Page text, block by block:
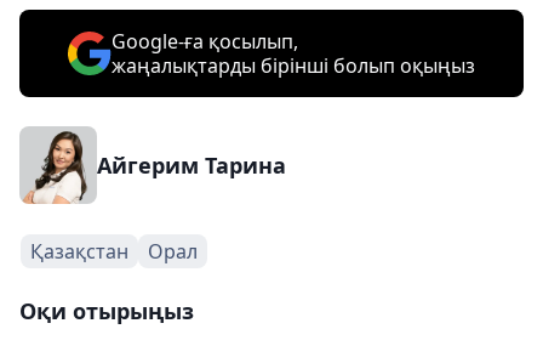
Google-ға қосылып,
жаңалықтарды бірінші болып оқыңыз
Айгерим Тарина
Қазақстан Орал
Оқи отырыңыз